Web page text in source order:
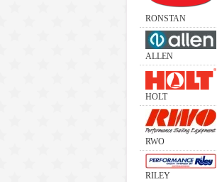
RONSTAN
ALLEN
HOLT
RWO
RILEY